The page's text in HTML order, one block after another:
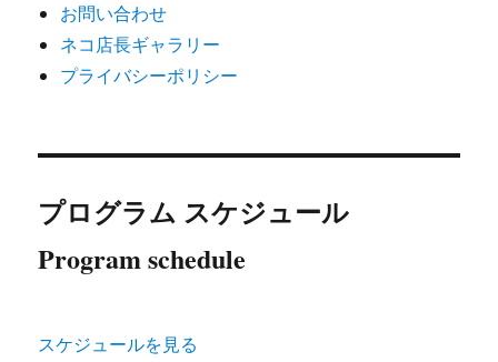
お問い合わせ
ネコ店長ギャラリー
プライバシーポリシー
プログラム スケジュール
Program schedule
スケジュールを見る